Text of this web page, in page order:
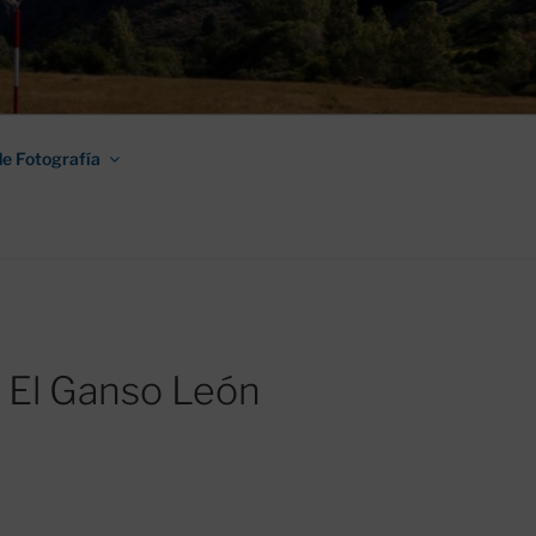
DE
Fotografía
Ganso León